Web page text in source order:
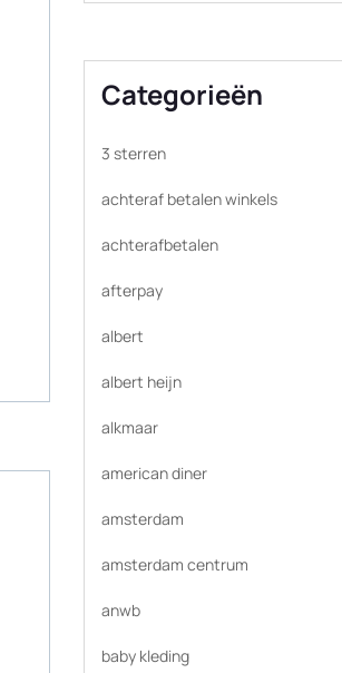
Categorieën
3 sterren
achteraf betalen winkels
achterafbetalen
afterpay
albert
albert heijn
alkmaar
american diner
amsterdam
amsterdam centrum
anwb
baby kleding